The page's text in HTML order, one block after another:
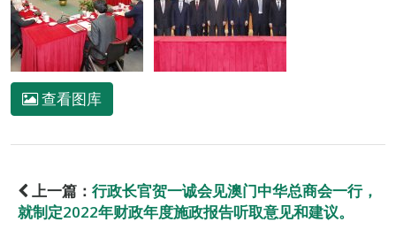
查看图库
上一篇： 行政长官贺一诚会见澳门中华总商会一行，
就制定2022年财政年度施政报告听取意见和建议。